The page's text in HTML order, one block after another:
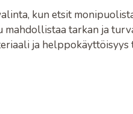
kun etsit
tarkan ja
ja